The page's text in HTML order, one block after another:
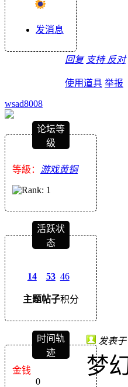
发消息
回复 支持 反对
使用道具 举报
wsad8008
论坛等
级
等級： 游戏黄铜
活跃状
态
14
主题
53
帖子
46
积分
时间轨
迹
金钱
0
发表于
梦